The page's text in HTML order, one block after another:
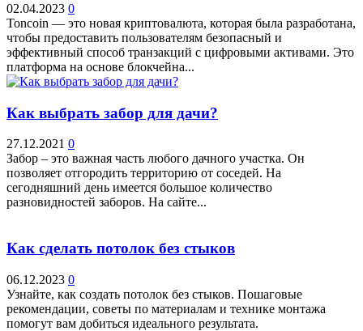
02.04.2023 0
Toncoin — это новая криптовалюта, которая была разработана,
чтобы предоставить пользователям безопасный и
эффективный способ транзакций с цифровыми активами. Это
платформа на основе блокчейна...
Как выбрать забор для дачи?
27.12.2021 0
Забор – это важная часть любого дачного участка. Он
позволяет отгородить территорию от соседей. На
сегодняшний день имеется большое количество
разновидностей заборов. На сайте...
Как сделать потолок без стыков
06.12.2023 0
Узнайте, как создать потолок без стыков. Пошаговые
рекомендации, советы по материалам и технике монтажа
помогут вам добиться идеального результата.